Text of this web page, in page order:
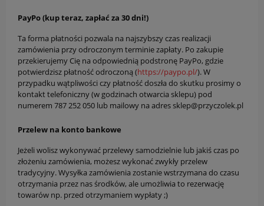
PayPo (kup teraz, zapłać za 30 dni!)
Ta forma płatności pozwala na najszybszy czas realizacji
zamówienia przy odroczonym terminie zapłaty. Po zakupie
przekierujemy Cię na odpowiednią podstronę PayPo, gdzie
potwierdzisz płatność odroczoną (https://paypo.pl/). W
przypadku wątpliwości czy płatność doszła do skutku prosimy o
kontakt telefoniczny (w godzinach otwarcia sklepu) pod
numerem 787 252 050 lub mailowy na adres sklep@przyczolek.pl
Przelew na konto bankowe
Jeżeli wolisz wykonywać przelewy samodzielnie lub jakiś czas po
złożeniu zamówienia, możesz wykonać zwykły przelew
tradycyjny. Wysyłka zamówienia zostanie wstrzymana do czasu
otrzymania przez nas środków, ale umożliwia to rezerwację
towarów np. przed otrzymaniem wypłaty ;)